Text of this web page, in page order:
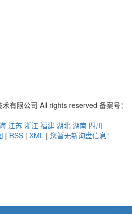
有限公司 All rights reserved 备案号：
江苏 浙江 福建 湖北 湖南 四川
| RSS | XML | 您暂无新询盘信息！